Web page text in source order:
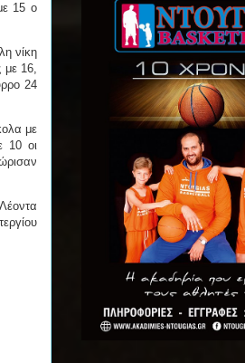
15 ο
νίκη
με 16,
24
με
10 οι